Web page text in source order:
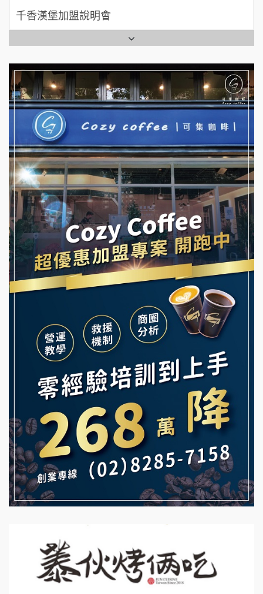
全家加盟說明會
台灣G湯加盟說明會
彭富貴加盟說明會
NU PASTA義大利麵加盟說明會
潮鍋癮加盟說明會
蓁伙烤倆吃加盟說明會
霏等茶加盟說明會
早安山丘加盟說明會
冰封仙果加盟說明會
Ramble Café 漫步藍咖啡加盟說明會
微風亭鐵板燒加盟說明會
鮮茶道加盟說明會
【曉妍美妝】誠徵行政櫃檯
自助洗衣店誠徵代洗收送人員(台中市)
MUSHEN徵SPA美容芳療師
日十。早午食加盟說明會
拾鑶火鍋加盟說明會
七盞茶加盟說明會
拉亞漢堡加盟說明會
杜芳子古味茶鋪加盟說明會
優握握×酸奶大獅加盟說明會
冬城門加盟說明會
拾鑶火鍋加盟說明會
阿性情趣無人販售所加盟明會
龍涎居好湯加盟說明會
舒油頭加盟說明會
韓金量加盟說明會
Mr.Wish加盟說明會
白鬍泡泡 BOHO POPO加盟說明會
雞咕雞咕加盟說明會
TEA TOP加盟說明會
珍好味臭臭鍋加盟說明會
藍象廷泰式火鍋加盟說明會
上宇林加盟說明會
莫尼早餐Morni加盟說明會